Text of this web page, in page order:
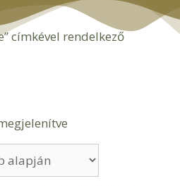
címkével rendelkező